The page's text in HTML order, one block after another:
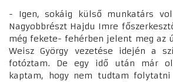
- Igen, sokáig külső munkatárs
Nagyobbrészt Hajdu Imre
még fekete- fehérben jelent meg az
Weisz György vezetése idején a
fotóztam. De egy idő után már
kaptam, hogy nem tudtam